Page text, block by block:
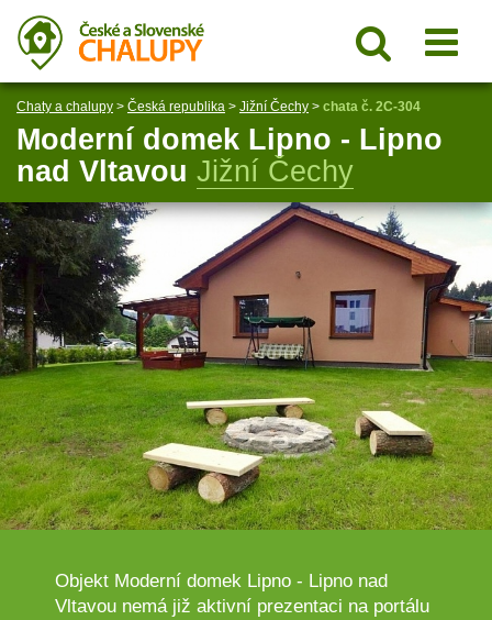
Chaty a chalupy > Česká republika > Jižní Čechy > chata č. 2C-304
Moderní domek Lipno - Lipno
nad Vltavou Jižní Čechy
Objekt Moderní domek Lipno - Lipno nad
Vltavou nemá již aktivní prezentaci na portálu